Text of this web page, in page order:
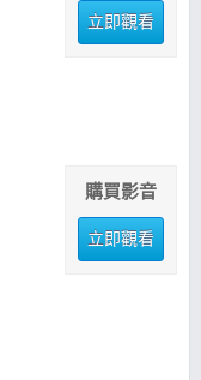
立即觀看
購買影音
立即觀看